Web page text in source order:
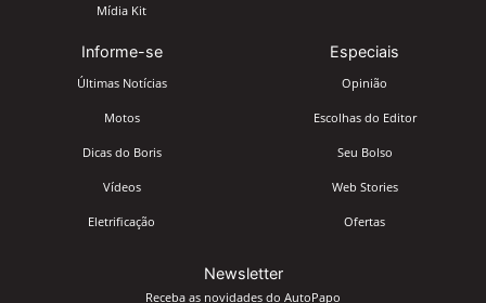
Mídia Kit
Informe-se
Últimas Notícias
Motos
Dicas do Boris
Vídeos
Eletrificação
Especiais
Opinião
Escolhas do Editor
Seu Bolso
Web Stories
Ofertas
Newsletter
Receba as novidades do AutoPapo